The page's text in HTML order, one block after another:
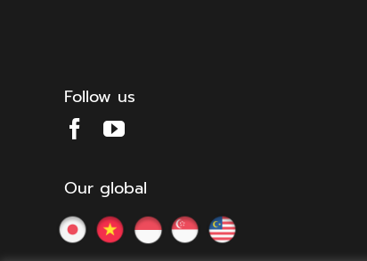
Follow us
Our global